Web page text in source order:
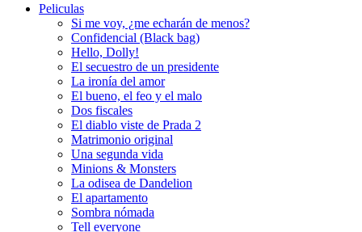
Peliculas
Si me voy, ¿me echarán de menos?
Confidencial (Black bag)
Hello, Dolly!
El secuestro de un presidente
La ironía del amor
El bueno, el feo y el malo
Dos fiscales
El diablo viste de Prada 2
Matrimonio original
Una segunda vida
Minions & Monsters
La odisea de Dandelion
El apartamento
Sombra nómada
Tell everyone